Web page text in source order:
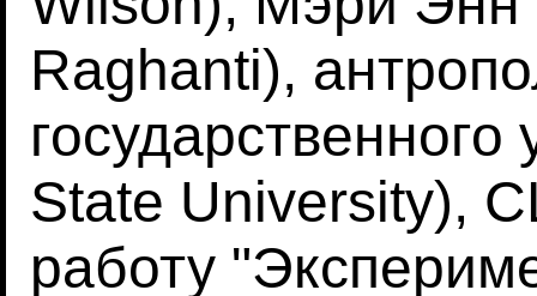
Raghanti),
State University),
работу